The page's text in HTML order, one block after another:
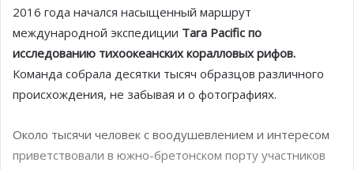
2016 года начался насыщенный маршрут
международной экспедиции Tara Pаcific по
исследованию тихоокеанских коралловых рифов.
Команда собрала десятки тысяч образцов различного
происхождения, не забывая и о фотографиях.
Около тысячи человек с воодушевлением и интересом
приветствовали в южно-бретонском порту участников